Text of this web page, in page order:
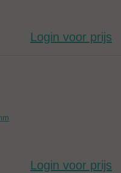
Login voor prijs
Login voor prijs